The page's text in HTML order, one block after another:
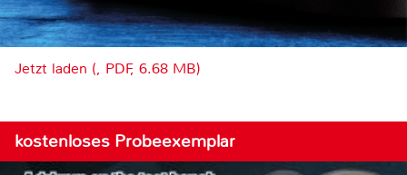
Jetzt laden (, PDF, 6.68 MB)
kostenloses Probeexemplar